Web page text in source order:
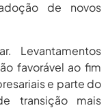
de novos
Levantamentos
favorável ao fim
e parte do
transição mais